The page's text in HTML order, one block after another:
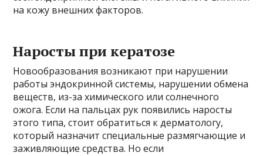
на кожу внешних факторов.
Наросты при кератозе
Новообразования возникают при нарушении
работы эндокринной системы, нарушении обмена
веществ, из-за химического или солнечного
ожога. Если на пальцах рук появились наросты
этого типа, стоит обратиться к дерматологу,
который назначит специальные размягчающие и
заживляющие средства. Но если